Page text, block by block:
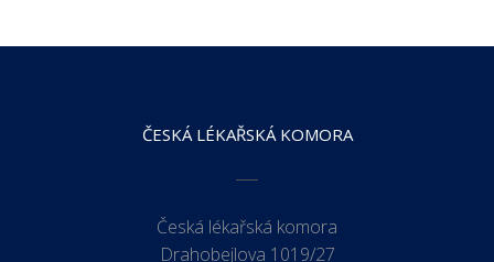
ČESKÁ LÉKAŘSKÁ KOMORA
Česká lékařská komora
Drahobejlova 1019/27